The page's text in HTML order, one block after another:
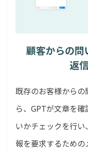
顧客からの問
返
既存のお客様から
ら、GPTが文章を
いかチェックを行
報を要求するための